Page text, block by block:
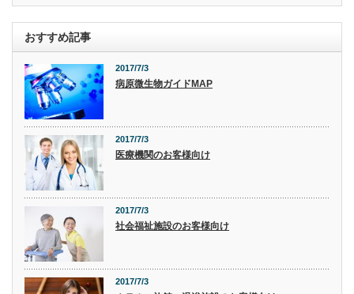
おすすめ記事
2017/7/3
病原微生物ガイドMAP
2017/7/3
医療機関のお客様向け
2017/7/3
社会福祉施設のお客様向け
2017/7/3